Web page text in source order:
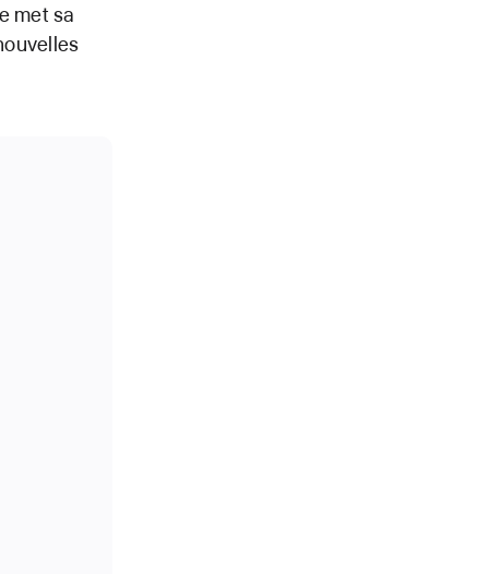
met sa